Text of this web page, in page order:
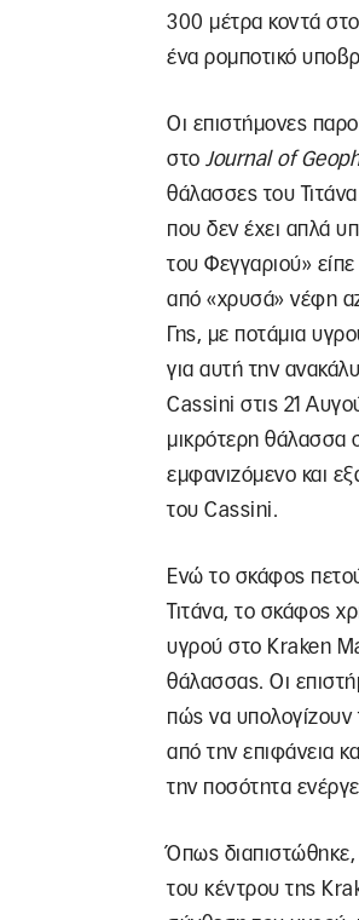
300 μέτρα κοντά
ένα ρομποτικό
Οι επιστήμονες
στο Journal of
θάλασσες του
που δεν έχει απλά
του Φεγγαριού»
από «χρυσά» νέφη
Γης, με ποτάμια
για αυτή την
Cassini στις 21
μικρότερη θάλασσα
εμφανιζόμενο και
του Cassini.
Ενώ το σκάφος
Τιτάνα, το σκάφος
υγρού στο Kraken
θάλασσας. Οι
πώς να
από την επιφάνεια
την ποσότητα
Όπως
του κέντρου της